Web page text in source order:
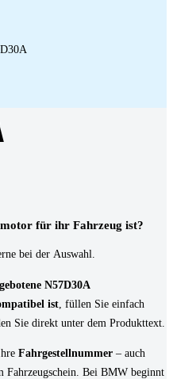
für ihr Fahrzeug ist?
bei der Auswahl.
N57D30A
ist , füllen Sie einfach
Sie direkt unter dem Produkttext.
Fahrgestellnummer – auch
Bei BMW beginnt